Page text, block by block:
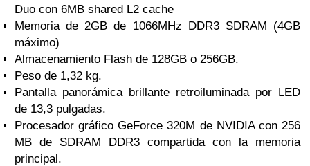
Duo con 6MB shared L2 cache
Memoria de 2GB de 1066MHz DDR3 SDRAM (4GB
máximo)
Almacenamiento Flash de 128GB o 256GB.
Peso de 1,32 kg.
Pantalla panorámica brillante retroiluminada por LED
de 13,3 pulgadas.
Procesador gráfico GeForce 320M de NVIDIA con 256
MB de SDRAM DDR3 compartida con la memoria
principal.